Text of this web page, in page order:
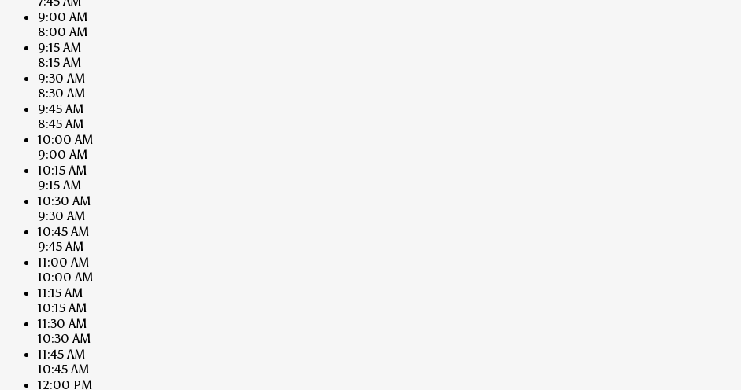
9:00 AM
8:00 AM
9:15 AM
8:15 AM
9:30 AM
8:30 AM
9:45 AM
8:45 AM
10:00 AM
9:00 AM
10:15 AM
9:15 AM
10:30 AM
9:30 AM
10:45 AM
9:45 AM
11:00 AM
10:00 AM
11:15 AM
10:15 AM
11:30 AM
10:30 AM
11:45 AM
10:45 AM
12:00 PM